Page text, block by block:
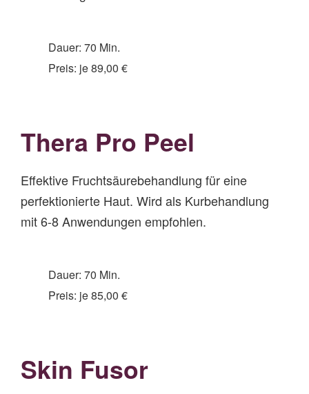
Dauer: 70 Min.
Preis: je 89,00 €
Thera Pro Peel
Effektive Fruchtsäurebehandlung für eine
perfektionierte Haut. Wird als Kurbehandlung
mit 6-8 Anwendungen empfohlen.
Dauer: 70 Min.
Preis: je 85,00 €
Skin Fusor